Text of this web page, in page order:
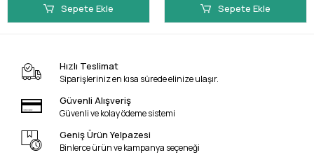
Sepete Ekle Sepete Ekle
Hızlı Teslimat
Siparişleriniz en kısa sürede elinize ulaşır.
Güvenli Alışveriş
Güvenli ve kolay ödeme sistemi
Geniş Ürün Yelpazesi
Binlerce ürün ve kampanya seçeneği